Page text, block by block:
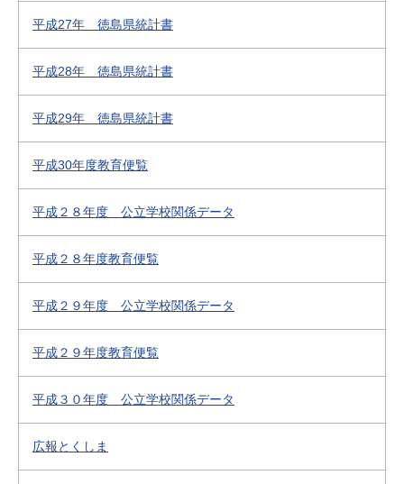
平成27年 徳島県統計書
平成28年 徳島県統計書
平成29年 徳島県統計書
平成30年度教育便覧
平成２８年度 公立学校関係データ
平成２８年度教育便覧
平成２９年度 公立学校関係データ
平成２９年度教育便覧
平成３０年度 公立学校関係データ
広報とくしま